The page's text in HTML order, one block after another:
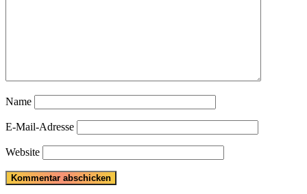
Name
E-Mail-Adresse
Website